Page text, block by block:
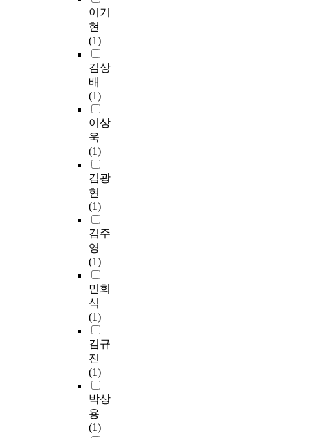
이기
현
(1)
김상
배
(1)
이상
욱
(1)
김광
현
(1)
김주
영
(1)
민희
식
(1)
김규
진
(1)
박상
용
(1)